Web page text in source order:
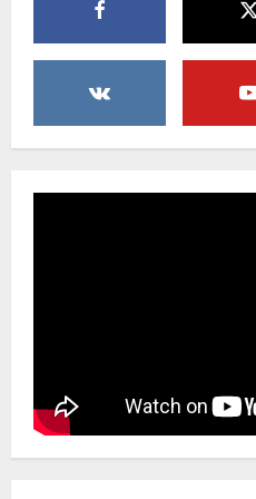
Masjid
Pemkab
Literasi
Mengabdi
(81)